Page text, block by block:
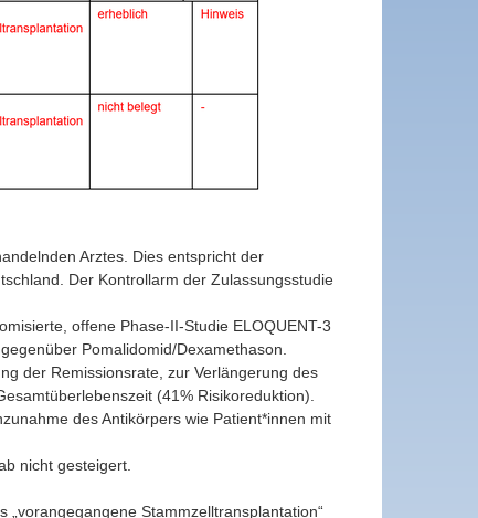
Arztes. Dies entspricht der
Der Kontrollarm der Zulassungsstudie
offene Phase-II-Studie ELOQUENT-3
Pomalidomid/Dexamethason.
der Remissionsrate, zur Verlängerung des
(41% Risikoreduktion).
des Antikörpers wie Patient*innen mit
nicht gesteigert.
Stammzelltransplantation“